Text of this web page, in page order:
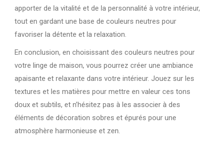
apporter de la vitalité et de la personnalité à votre intérieur,
tout en gardant une base de couleurs neutres pour
favoriser la détente et la relaxation.
En conclusion, en choisissant des couleurs neutres pour
votre linge de maison, vous pourrez créer une ambiance
apaisante et relaxante dans votre intérieur. Jouez sur les
textures et les matières pour mettre en valeur ces tons
doux et subtils, et n’hésitez pas à les associer à des
éléments de décoration sobres et épurés pour une
atmosphère harmonieuse et zen.